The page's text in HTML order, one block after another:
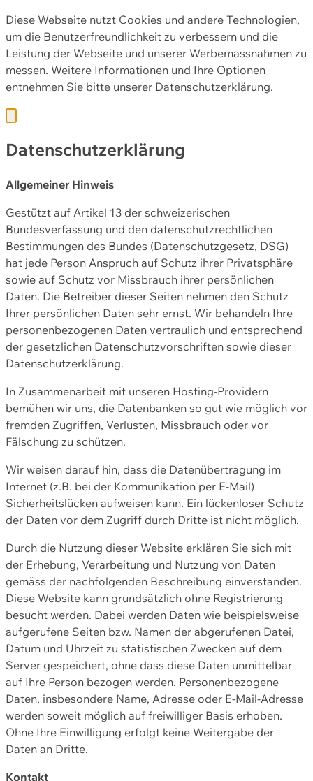
Diese Webseite nutzt Cookies und andere Technologien,
um die Benutzerfreundlichkeit zu verbessern und die
Leistung der Webseite und unserer Werbemassnahmen zu
messen. Weitere Informationen und Ihre Optionen
entnehmen Sie bitte unserer Datenschutzerklärung.
Datenschutzerklärung
Allgemeiner Hinweis
Gestützt auf Artikel 13 der schweizerischen
Bundesverfassung und den datenschutzrechtlichen
Bestimmungen des Bundes (Datenschutzgesetz, DSG)
hat jede Person Anspruch auf Schutz ihrer Privatsphäre
sowie auf Schutz vor Missbrauch ihrer persönlichen
Daten. Die Betreiber dieser Seiten nehmen den Schutz
Ihrer persönlichen Daten sehr ernst. Wir behandeln Ihre
personenbezogenen Daten vertraulich und entsprechend
der gesetzlichen Datenschutzvorschriften sowie dieser
Datenschutzerklärung.
In Zusammenarbeit mit unseren Hosting-Providern
bemühen wir uns, die Datenbanken so gut wie möglich vor
fremden Zugriffen, Verlusten, Missbrauch oder vor
Fälschung zu schützen.
Wir weisen darauf hin, dass die Datenübertragung im
Internet (z.B. bei der Kommunikation per E-Mail)
Sicherheitslücken aufweisen kann. Ein lückenloser Schutz
der Daten vor dem Zugriff durch Dritte ist nicht möglich.
Durch die Nutzung dieser Website erklären Sie sich mit
der Erhebung, Verarbeitung und Nutzung von Daten
gemäss der nachfolgenden Beschreibung einverstanden.
Diese Website kann grundsätzlich ohne Registrierung
besucht werden. Dabei werden Daten wie beispielsweise
aufgerufene Seiten bzw. Namen der abgerufenen Datei,
Datum und Uhrzeit zu statistischen Zwecken auf dem
Server gespeichert, ohne dass diese Daten unmittelbar
auf Ihre Person bezogen werden. Personenbezogene
Daten, insbesondere Name, Adresse oder E-Mail-Adresse
werden soweit möglich auf freiwilliger Basis erhoben.
Ohne Ihre Einwilligung erfolgt keine Weitergabe der
Daten an Dritte.
Kontakt